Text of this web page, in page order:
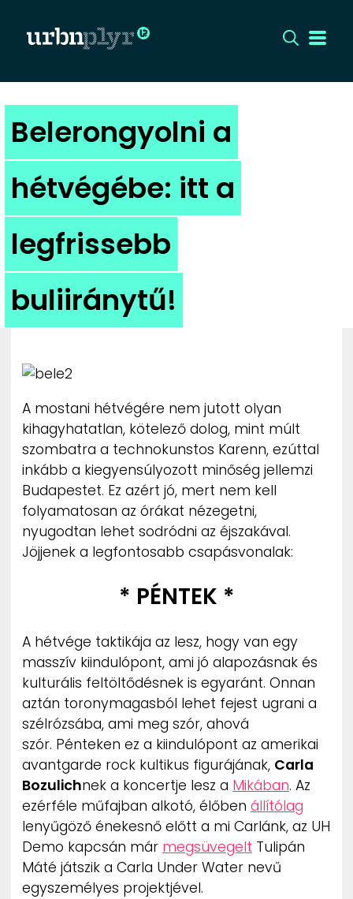
CÍMLAP
DIZÁJN
DIVAT
HIP
KULT
UTCA
MÉDIAAJÁNLAT
IMPRESSZUM
PR-ARCHÍVUM
ADATKEZELÉSI TÁJÉKOZTATÓ
Belerongyolni a
hétvégébe: itt a
legfrissebb
buliiránytű!
A mostani hétvégére nem jutott olyan
kihagyhatatlan, kötelező dolog, mint múlt
szombatra a technokunstos Karenn, ezúttal
inkább a kiegyensúlyozott minőség jellemzi
Budapestet. Ez azért jó, mert nem kell
folyamatosan az órákat nézegetni,
nyugodtan lehet sodródni az éjszakával.
Jöjjenek a legfontosabb csapásvonalak:
* PÉNTEK *
A hétvége taktikája az lesz, hogy van egy
masszív kiindulópont, ami jó alapozásnak és
kulturális feltöltődésnek is egyaránt. Onnan
aztán toronymagasból lehet fejest ugrani a
szélrózsába, ami meg szór, ahová
szór. Pénteken ez a kiindulópont az amerikai
avantgarde rock kultikus figurájának, Carla
Bozulichnek a koncertje lesz a Mikában. Az
ezérféle műfajban alkotó, élőben állítólag
lenyűgöző énekesnő előtt a mi Carlánk, az UH
Demo kapcsán már megsüvegelt Tulipán
Máté játszik a Carla Under Water nevű
egyszemélyes projektjével.